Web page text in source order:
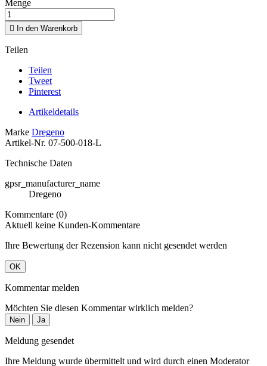
Menge
 In den Warenkorb
Teilen
Teilen
Tweet
Pinterest
Artikeldetails
Marke Dregeno
Artikel-Nr. 07-500-018-L
Technische Daten
gpsr_manufacturer_name
Dregeno
Kommentare (0)
Aktuell keine Kunden-Kommentare
Ihre Bewertung der Rezension kann nicht gesendet werden
OK
Kommentar melden
Möchten Sie diesen Kommentar wirklich melden?
Nein Ja
Meldung gesendet
Ihre Meldung wurde übermittelt und wird durch einen Moderator